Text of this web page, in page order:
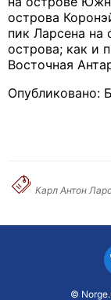
острова
пик Ларсена
острова; как и
Восточная
Опубликовано:
Карл Антон
©